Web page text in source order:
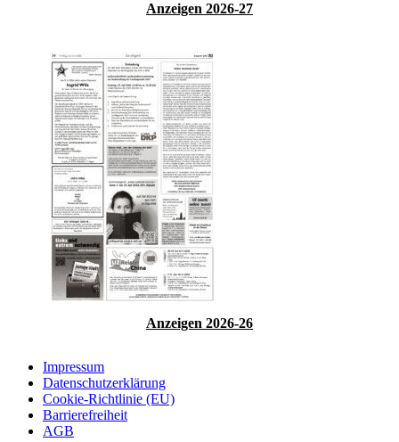
Anzeigen 2026-27
Anzeigen 2026-26
Impressum
Datenschutzerklärung
Cookie-Richtlinie (EU)
Barrierefreiheit
AGB